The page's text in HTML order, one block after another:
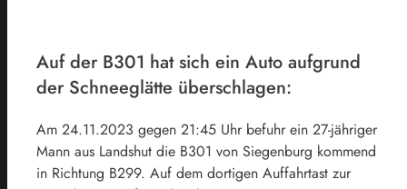
Auf der B301 hat sich ein Auto aufgrund
der Schneeglätte überschlagen:
Am 24.11.2023 gegen 21:45 Uhr befuhr ein 27-jähriger
Mann aus Landshut die B301 von Siegenburg kommend
in Richtung B299. Auf dem dortigen Auffahrtast zur